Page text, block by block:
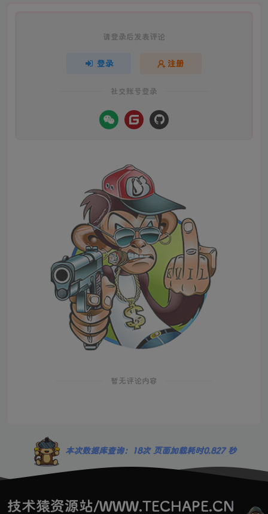
请登录后发表评论
登录 注册
社交账号登录
暂无评论内容
本次数据库查询：18次 页面加载耗时0.827 秒
技术猿资源站/WWW.TECHAPE.CN